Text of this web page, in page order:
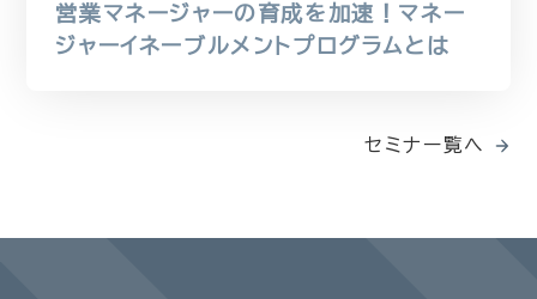
営業マネージャーの育成を加速！マネー
ジャーイネーブルメントプログラムとは
セミナー覧へ